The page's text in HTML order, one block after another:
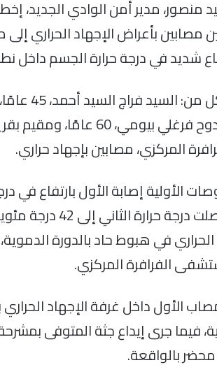
منصور، مدير أمن الوادي الجديد،
بأعراض الإجهاد الحراري
شديد في درجة حرارة الجسم داخل
وتبين
الفرافرة، وممدوح فرغلي
المركزي، مصابين بإجهاد حراري.
مئوية، فيما
في هبوط حاد بالدورة
الفرافرة المركزي.
الأول داخل غرفة الإجهاد
فيما جرى إيداع جثة المتوفى
محضر بالواقعة.